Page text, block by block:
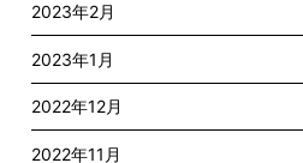
2023年2月
2023年1月
2022年12月
2022年11月